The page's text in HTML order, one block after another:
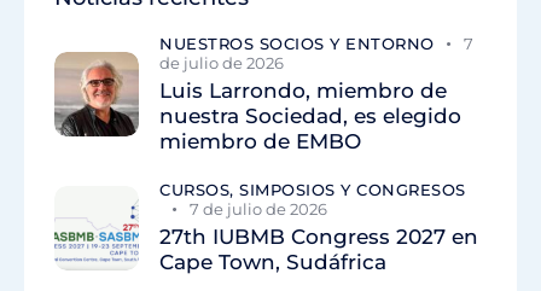
NUESTROS SOCIOS Y ENTORNO
7
de julio de 2026
Luis Larrondo, miembro de
nuestra Sociedad, es elegido
miembro de EMBO
CURSOS, SIMPOSIOS Y CONGRESOS
7 de julio de 2026
27th IUBMB Congress 2027 en
Cape Town, Sudáfrica